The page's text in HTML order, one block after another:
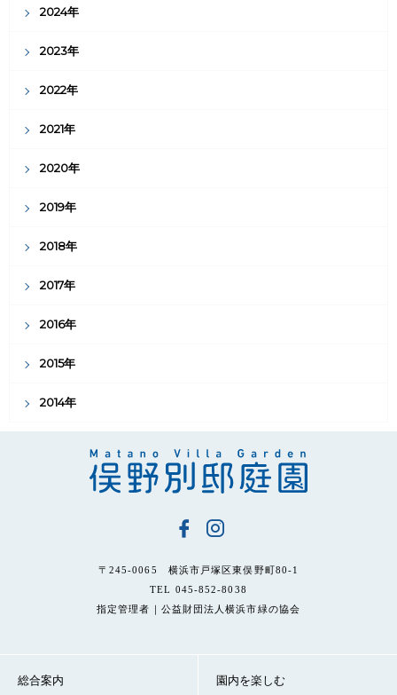
2024年
2023年
2022年
2021年
2020年
2019年
2018年
2017年
2016年
2015年
2014年
〒245-0065 横浜市戸塚区東俣野町80-1
TEL 045-852-8038
指定管理者｜公益財団法人横浜市緑の協会
総合案内 園内を楽しむ